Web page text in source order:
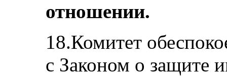
отношении.
18.Комитет
с Законом о защите